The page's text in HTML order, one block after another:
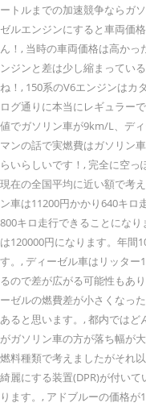
ートルまでの加速競争ならガ
ゼルエンジンにすると車両価
ん！, 当時の車両価格は高か
ンジンと差は少し縮まってい
ね！, 150系のV6エンジンはカ
ログ通りに本当にレギュラー
値でガソリン車が9km/L、デ
マンの話で実燃費はガソリン
らいらしいです！, 完全に空
現在の全国平均に近い額で考
ン車は11200円かかり640キロ
800キロ走行できることにな
は120000円になります。年間
す。, ディーゼル車はリッタ
るので差が広がる可能性もあ
ーゼルの燃費差が小さくなっ
あると思います。, 都内では
がガソリン車の方が落ち幅が
燃料種類で考えましたがそれ
綺麗にする装置(DPR)が付い
ります。, アドブルーの価格